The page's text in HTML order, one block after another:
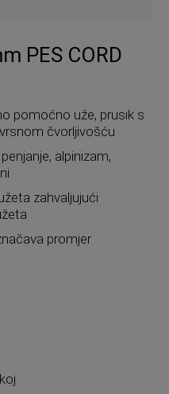
PES CORD
pomoćno uže, prusik s
čvorljivošću
alpinizam,
zahvaljujući
promjer